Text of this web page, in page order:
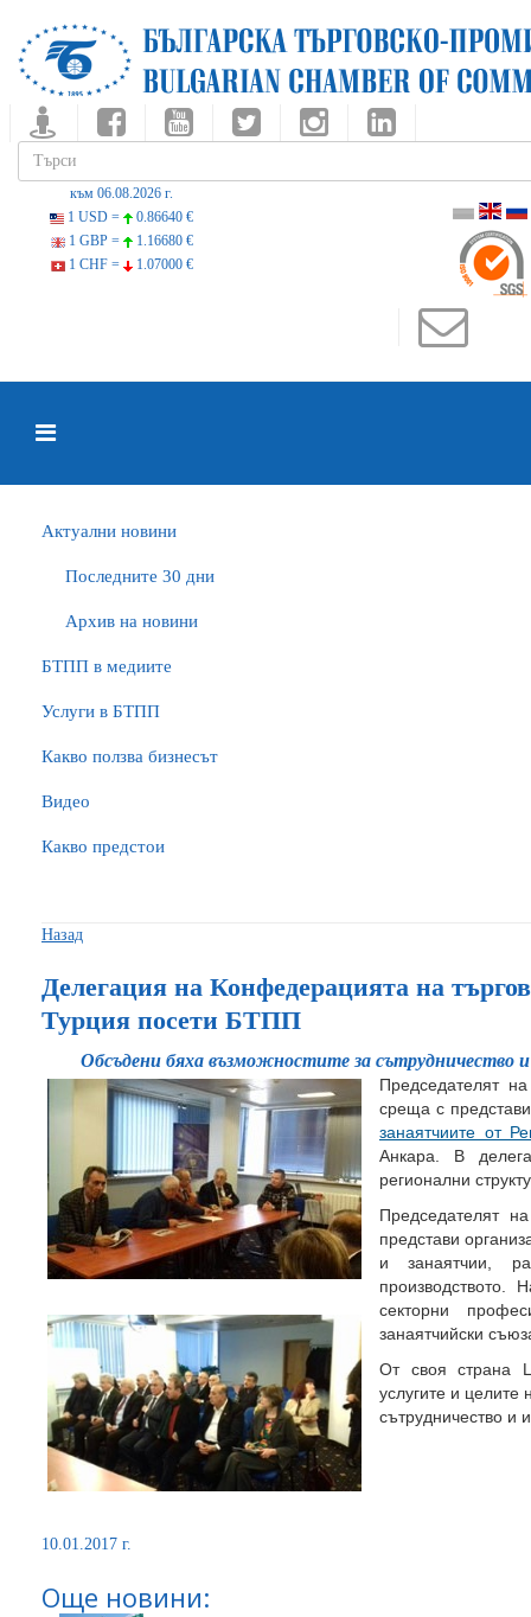
към 06.08.2026 г.
1 USD =
0.86640 €
1 GBP =
1.16680 €
1 CHF =
1.07000 €
Актуални новини
Последните 30 дни
Архив на новини
БTПП в медиите
Услуги в БТПП
Какво ползва бизнесът
Видео
Какво предстои
Назад
Делегация на Конфедерацията на
Турция посети БТПП
Обсъдени бяха възможностите за сътрудничество
Председателят
среща с
занаятчиите от
Анкара. В
регионални
Председателят
представи
и занаятчии,
секторни
занаятчийски
От своя страна
услугите и
сътрудничество и
10.01.2017 г.
Още новини: